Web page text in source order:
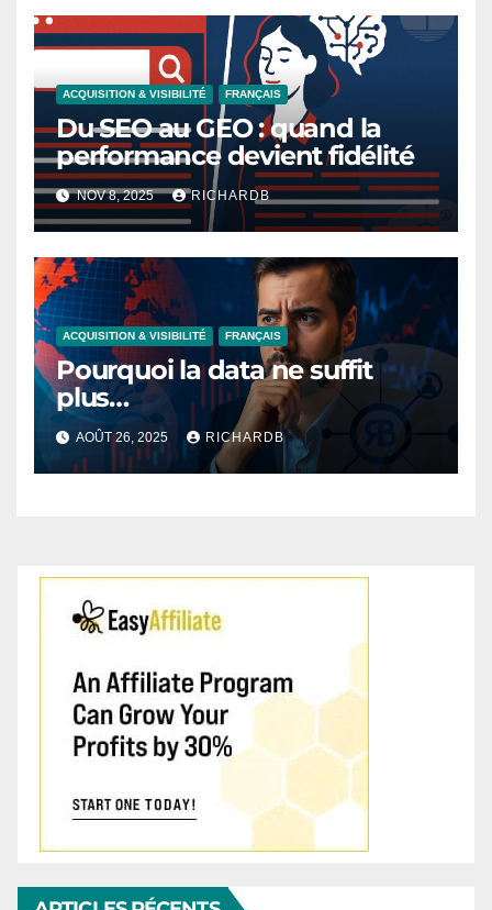
ACQUISITION & VISIBILITÉ FRANÇAIS
Du SEO au GEO : quand la
performance devient fidélité
NOV 8, 2025 RICHARDB
ACQUISITION & VISIBILITÉ FRANÇAIS
Pourquoi la data ne suffit
plus…
AOÛT 26, 2025 RICHARDB